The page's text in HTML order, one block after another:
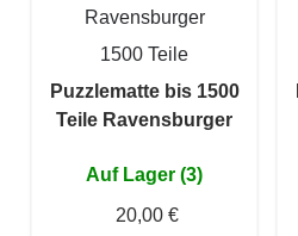
Ravensburger
1500 Teile
Puzzlematte bis 1500
Teile Ravensburger
Auf Lager (3)
20,00 €